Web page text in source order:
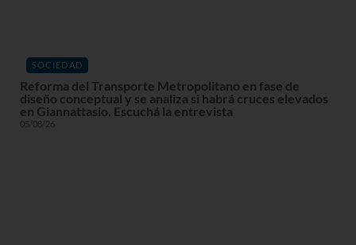
SOCIEDAD
Reforma del Transporte Metropolitano en fase de
diseño conceptual y se analiza si habrá cruces elevados
en Giannattasio. Escuchá la entrevista
05/08/26